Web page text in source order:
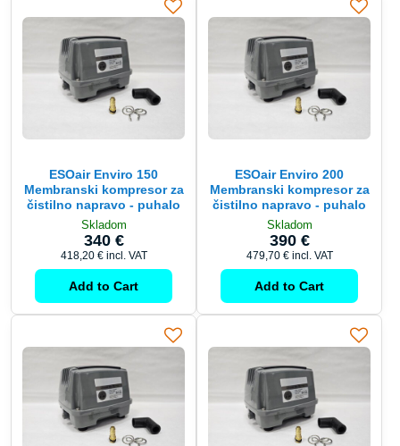
ESOair Enviro 150
Membranski kompresor za
čistilno napravo - puhalo
Skladom
340 €
418,20 € incl. VAT
Add to Cart
ESOair Enviro 200
Membranski kompresor za
čistilno napravo - puhalo
Skladom
390 €
479,70 € incl. VAT
Add to Cart